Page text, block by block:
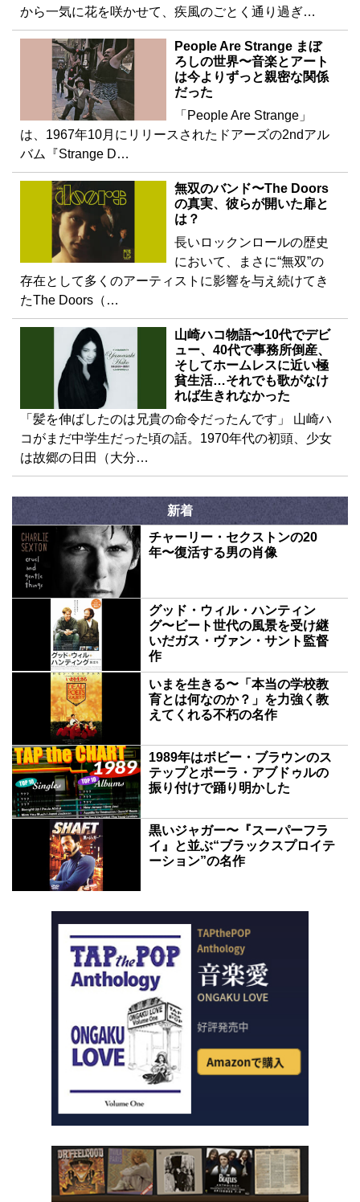
から一気に花を咲かせて、疾風のごとく通り過ぎ…
People Are Strange まぼ
ろしの世界〜音楽とアート
は今よりずっと親密な関係
だった
「People Are Strange」
は、1967年10月にリリースされたドアーズの2ndアル
バム『Strange D…
無双のバンド〜The Doors
の真実、彼らが開いた扉と
は？
長いロックンロールの歴史
において、まさに“無双”の
存在として多くのアーティストに影響を与え続けてき
たThe Doors（…
山崎ハコ物語〜10代でデビ
ュー、40代で事務所倒産、
そしてホームレスに近い極
貧生活…それでも歌がなけ
れば生きれなかった
「髪を伸ばしたのは兄貴の命令だったんです」 山崎ハ
コがまだ中学生だった頃の話。1970年代の初頭、少女
は故郷の日田（大分…
新着
チャーリー・セクストンの20
年〜復活する男の肖像
グッド・ウィル・ハンティン
グ〜ビート世代の風景を受け継
いだガス・ヴァン・サント監督
作
いまを生きる〜「本当の学校教
育とは何なのか？」を力強く教
えてくれる不朽の名作
1989年はボビー・ブラウンのス
テップとポーラ・アブドゥルの
振り付けで踊り明かした
黒いジャガー〜『スーパーフラ
イ』と並ぶ“ブラックスプロイテ
ーション”の名作